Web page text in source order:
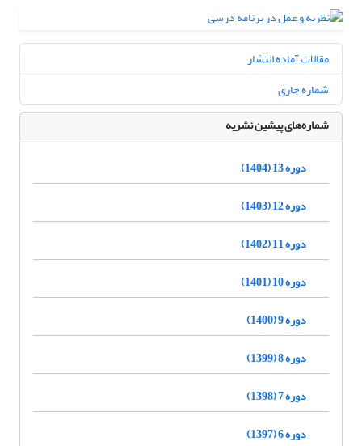
مقالات آماده انتشار
شماره جاری
شماره‌های پیشین نشریه
دوره 13 (1404)
دوره 12 (1403)
دوره 11 (1402)
دوره 10 (1401)
دوره 9 (1400)
دوره 8 (1399)
دوره 7 (1398)
دوره 6 (1397)